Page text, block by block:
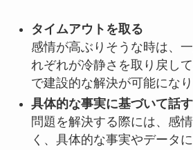
タイムアウトを取る
感情が高ぶりそうな時は、
れぞれが冷静さを取り戻し
で建設的な解決が可能になり
具体的な事実に基づいて話す
問題を解決する際には、感
く、具体的な事実やデータ